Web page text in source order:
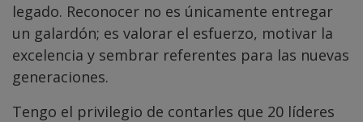
legado. Reconocer no es únicamente entregar
un galardón; es valorar el esfuerzo, motivar la
excelencia y sembrar referentes para las nuevas
generaciones.
Tengo el privilegio de contarles que 20 líderes